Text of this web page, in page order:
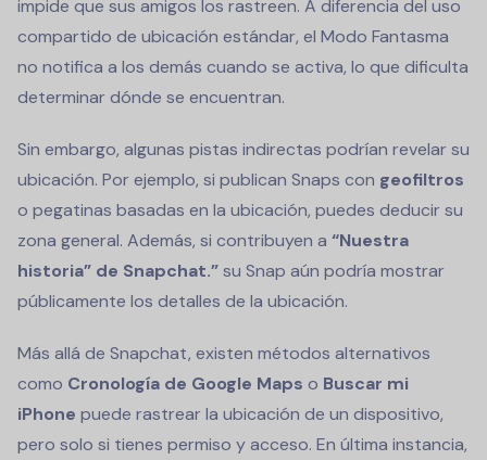
impide que sus amigos los rastreen. A diferencia del uso
compartido de ubicación estándar, el Modo Fantasma
no notifica a los demás cuando se activa, lo que dificulta
determinar dónde se encuentran.
Sin embargo, algunas pistas indirectas podrían revelar su
ubicación. Por ejemplo, si publican Snaps con geofiltros
o pegatinas basadas en la ubicación, puedes deducir su
zona general. Además, si contribuyen a “Nuestra
historia” de Snapchat.”su Snap aún podría mostrar
públicamente los detalles de la ubicación.
Más allá de Snapchat, existen métodos alternativos
como Cronología de Google Maps o Buscar mi
iPhone puede rastrear la ubicación de un dispositivo,
pero solo si tienes permiso y acceso. En última instancia,